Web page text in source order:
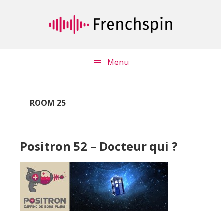
Menu
ROOM 25
Positron 52 – Docteur qui ?